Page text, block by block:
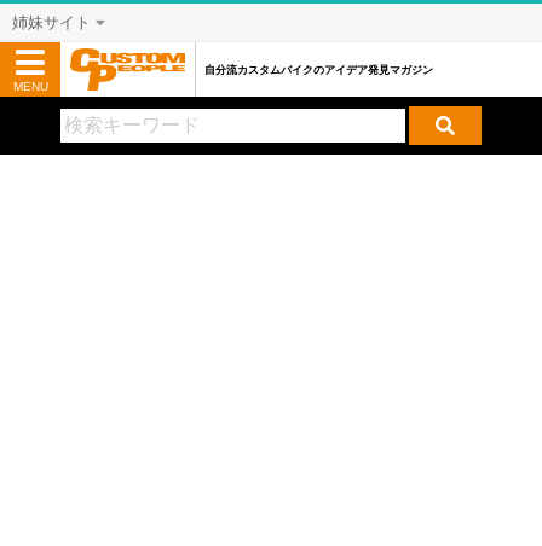
姉妹サイト
MENU
自分流カスタムバイクのアイデア発見マガジン